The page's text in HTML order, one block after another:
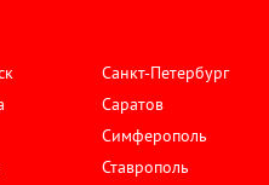
Санкт-Петербург
Саратов
Симферополь
Ставрополь